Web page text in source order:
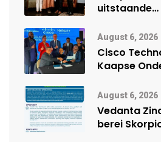
uitstaande
Namibië
August 6, 2026
Cisco
Kaapse
vennootskap
August 6, 2026
Vedanta
berei